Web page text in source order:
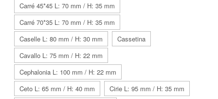
Carré 45*45 L: 70 mm / H: 35 mm
Carré 70*35 L: 70 mm / H: 35 mm
Caselle L: 80 mm / H: 30 mm
Cassetina
Cavallo L: 75 mm / H: 22 mm
Cephalonia L: 100 mm / H: 22 mm
Ceto L: 65 mm / H: 40 mm
Cirie L: 95 mm / H: 35 mm